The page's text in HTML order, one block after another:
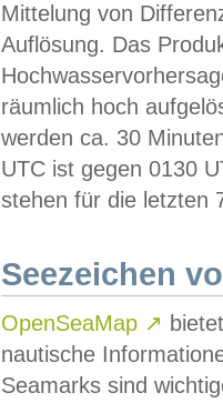
Mittelung von
Auflösung. Das
räumlich hoch
werden ca. 30
UTC ist gegen 0130
stehen für die letzten
Seezeichen
OpenSeaMap ↗
nautische
Seamarks sind